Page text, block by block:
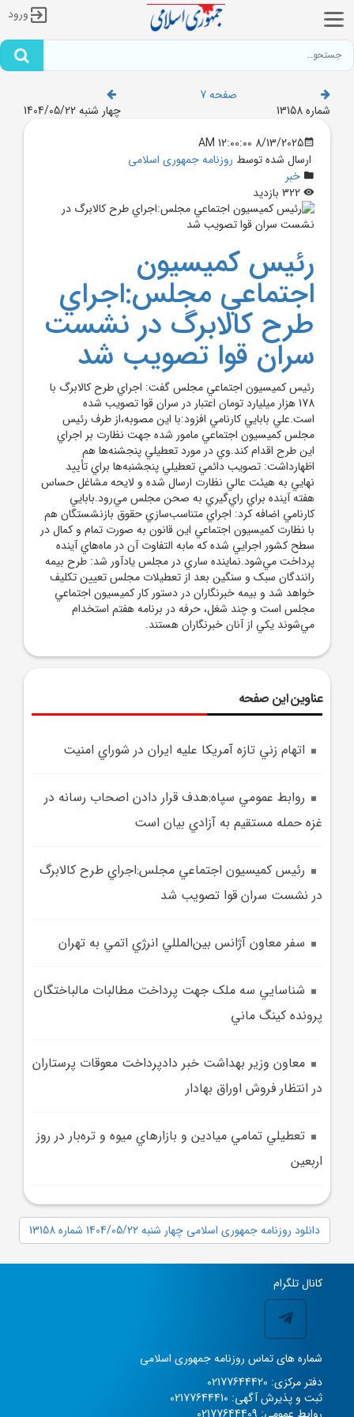
ورود
صفحه 7
شماره 13158
چهار شنبه 1404/05/22
8/13/2025 12:00:00 AM
ارسال شده توسط روزنامه جمهوری اسلامی
خبر
رئيس کميسيون
اجتماعي مجلس:اجراي
طرح کالابرگ در نشست
سران قوا تصويب شد
رئيس کميسيون اجتماعي مجلس گفت: اجراي طرح کالابرگ با
178 هزار ميليارد تومان اعتبار در سران قوا تصويب شده
است.علي بابايي کارنامي افزود:با اين مصوبه،از طرف رئيس
مجلس کميسيون اجتماعي مامور شده ‌جهت نظارت بر اجراي
اين طرح اقدام کند.وي در مورد تعطيلي پنجشنه‌ها هم
اظهارداشت: تصويب دائمي تعطيلي پنجشنبه‌ها براي تأييد
نهايي به هيئت عالي نظارت ارسال شده ‌و لايحه مشاغل حساس
هفته آينده براي راي‌گيري به صحن مجلس مي‌رود.بابايي
کارنامي اضافه کرد: اجراي متناسب‌سازي حقوق بازنشستگان هم
با نظارت کميسيون اجتماعي اين قانون به صورت تمام و کمال در
سطح کشور اجرايي شده ‌که مابه التفاوت آن در ماه‌هاي آينده
پرداخت مي‌شود.نماينده ساري در مجلس يادآور شد: طرح بيمه
رانندگان سبک و سنگين بعد از تعطيلات مجلس تعيين تکليف
خواهد شد و بيمه خبرنگاران در دستور کار کميسيون اجتماعي
مجلس است و چند شغل، حرفه در برنامه هفتم استخدام
مي‌شوند يکي از آنان خبرنگاران هستند.
عناوین این صفحه
اتهام زني تازه آمريکا عليه ايران در شوراي امنيت
روابط عمومي سپاه:هدف قرار دادن اصحاب رسانه در
غزه حمله مستقيم به آزادي بيان است
رئيس کميسيون اجتماعي مجلس:اجراي طرح کالابرگ
در نشست سران قوا تصويب شد
سفر معاون آژانس بين‌المللي انرژي اتمي به تهران
شناسايي سه ملک جهت پرداخت مطالبات مالباختگان
پرونده کينگ ماني
معاون وزير بهداشت خبر دادپرداخت معوقات پرستاران
در انتظار فروش اوراق بهادار
تعطيلي تمامي ميادين و بازارهاي ميوه و تره‌بار در روز
اربعين
دانلود روزنامه جمهوری اسلامی چهار شنبه 1404/05/22 شماره 13158
کانال تلگرام
شماره های تماس روزنامه جمهوری اسلامی
دفتر مرکزی: 02177644420
ثبت و پذیرش آگهی: 02177644410